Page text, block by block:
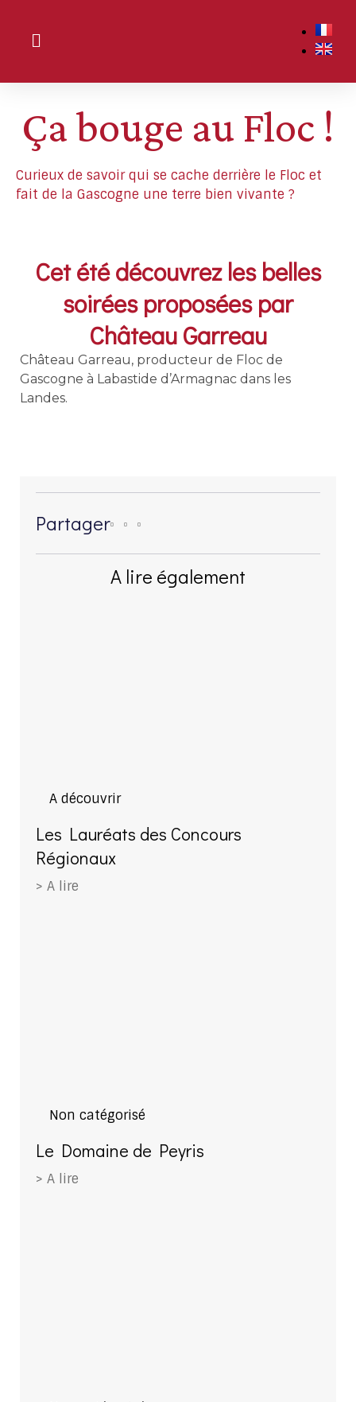
Ça bouge au Floc !
Curieux de savoir qui se cache derrière le Floc et
fait de la Gascogne une terre bien vivante ?
Cet été découvrez les belles
soirées proposées par
Château Garreau
Château Garreau, producteur de Floc de
Gascogne à Labastide d’Armagnac dans les
Landes.
Partager
A lire également
A découvrir
Les Lauréats des Concours
Régionaux
> A lire
Non catégorisé
Le Domaine de Peyris
> A lire